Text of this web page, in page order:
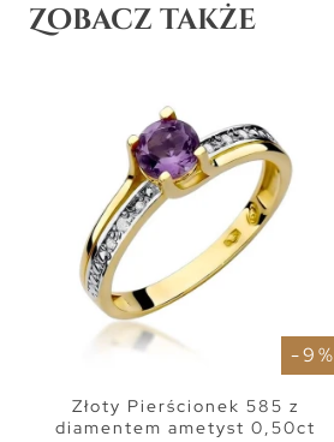
Zobacz także
- 9 %
Złoty Pierścionek 585 z
diamentem ametyst 0,50ct